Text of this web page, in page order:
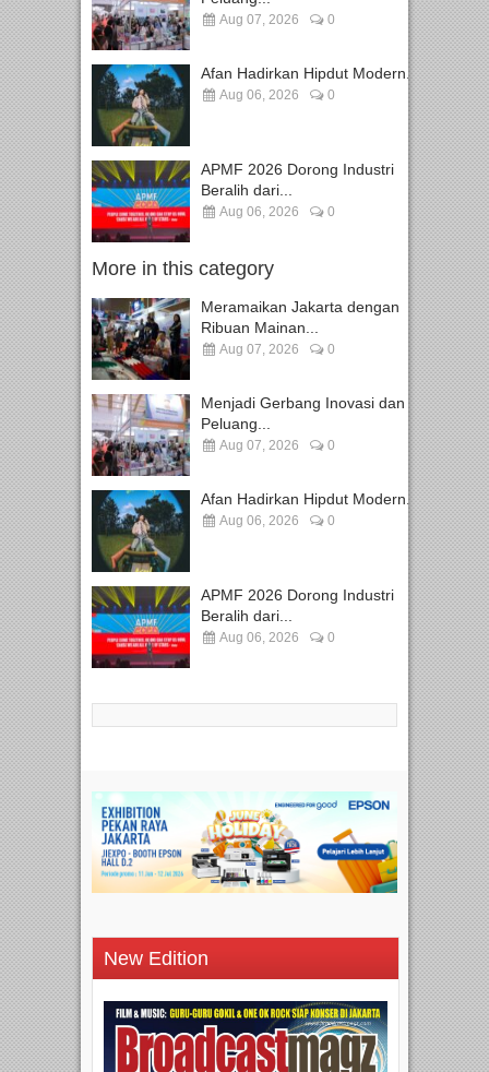
Aug 07, 2026 0
Afan Hadirkan Hipdut Modern...
Aug 06, 2026 0
APMF 2026 Dorong Industri
Beralih dari...
Aug 06, 2026 0
More in this category
Meramaikan Jakarta dengan
Ribuan Mainan...
Aug 07, 2026 0
Menjadi Gerbang Inovasi dan
Peluang...
Aug 07, 2026 0
Afan Hadirkan Hipdut Modern...
Aug 06, 2026 0
APMF 2026 Dorong Industri
Beralih dari...
Aug 06, 2026 0
New Edition